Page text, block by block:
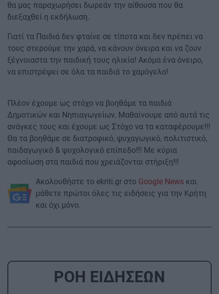
θα μας παραχωρήσει δωρεάν την αίθουσα που θα
διεξαχθεί η εκδήλωση.
​Γιατί τα Παιδιά δεν φταίνε σε τίποτα και δεν πρέπει να
τους στερούμε την χαρά, να κάνουν όνειρα και να ζουν
ξέγνοιαστα την παιδική τους ηλικία! ​Ακόμα ένα όνειρο,
να επιστρέψει σε όλα τα παιδιά το χαμόγελο!
​Πλέον έχουμε ως στόχο να βοηθάμε τα παιδιά
Δημοτικών και Νηπιαγωγείων. Μαθαίνουμε από αυτά τις
ανάγκες τους και έχουμε ως Στόχο να τα καταφέρουμε!!!
Θα τα βοηθάμε σε διατροφικό, ψυχαγωγικό, πολιτιστικό,
παιδαγωγικό & ψυχολογικό επίπεδο!!! Με κύρια
αφοσίωση στα παιδιά που χρειάζονται στήριξη!!!
Ακολουθήστε το ekriti.gr στο Google News και
μάθετε πρώτοι όλες τις ειδήσεις για την Κρήτη
και όχι μόνο.
ΡΟΗ ΕΙΔΗΣΕΩΝ